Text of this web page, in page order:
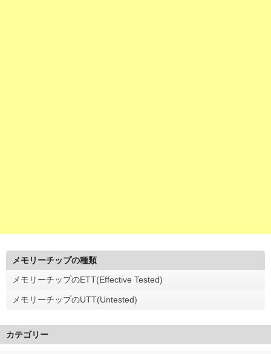
メモリーチップの種類
メモリーチップのETT(Effective Tested)
メモリーチップのUTT(Untested)
カテゴリー